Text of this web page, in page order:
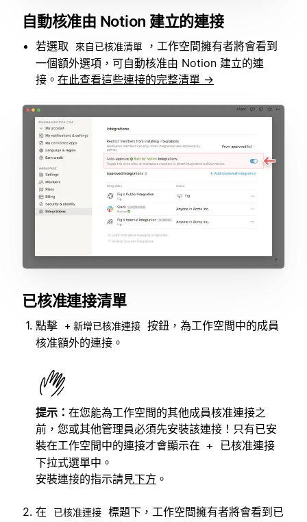
自動核准由 Notion 建立的連接
若選取 來自已核准清單
，工作空間擁有者將會看到
一個額外選項，可自動核准由 Notion 建立的連
接。 在此查看這些連接的完整清單 →
已核准連接清單
點擊 + 新增已核准連接 按鈕，為工作空間中的成員
核准額外的連接。
提示： 在您能為工作空間的其他成員核准連接之
前，您或其他管理員必須先安裝該連接！只有已安
裝在工作空間中的連接才會顯示在 + 已核准連接
下拉式選單中。
安裝連接的指示請見下方 。
在 已核准連接 標題下，工作空間擁有者將會看到已